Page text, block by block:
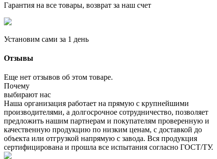
Гарантия на все товары, возврат за наш счет
Установим сами за 1 день
Отзывы
Еще нет отзывов об этом товаре.
Почему
выбирают нас
Наша организация работает на прямую с крупнейшими
производителями, а долгосрочное сотрудничество, позволяет
предложить нашим партнерам и покупателям проверенную и
качественную продукцию по низким ценам, с доставкой до
объекта или отгрузкой напрямую с завода. Вся продукция
сертифицирована и прошла все испытания согласно ГОСТ/ТУ.